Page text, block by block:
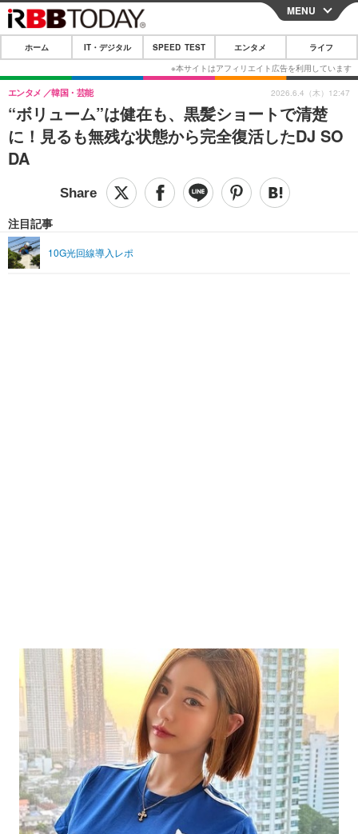
CLOSE
ホーム
IT・デジタル
IT・デジタルTOP スマートフォン
ネタ
ショッピング その他
SPEED TEST
エンタメ
エンタメTOP 映画・ドラマ
音楽
ペット
リリース一覧
プッシュ通知の停止方法
MENU
ホーム IT・デジタル SPEED TEST エンタメ ライフ
“ボリューム”は健在も、黒髪ショートで清楚
に！見るも無残な状態から完全復活したDJ SO
DA
エンタメ 韓国・芸能
注目記事
10G光回線導入レポ
2026.6.4（木）12:47